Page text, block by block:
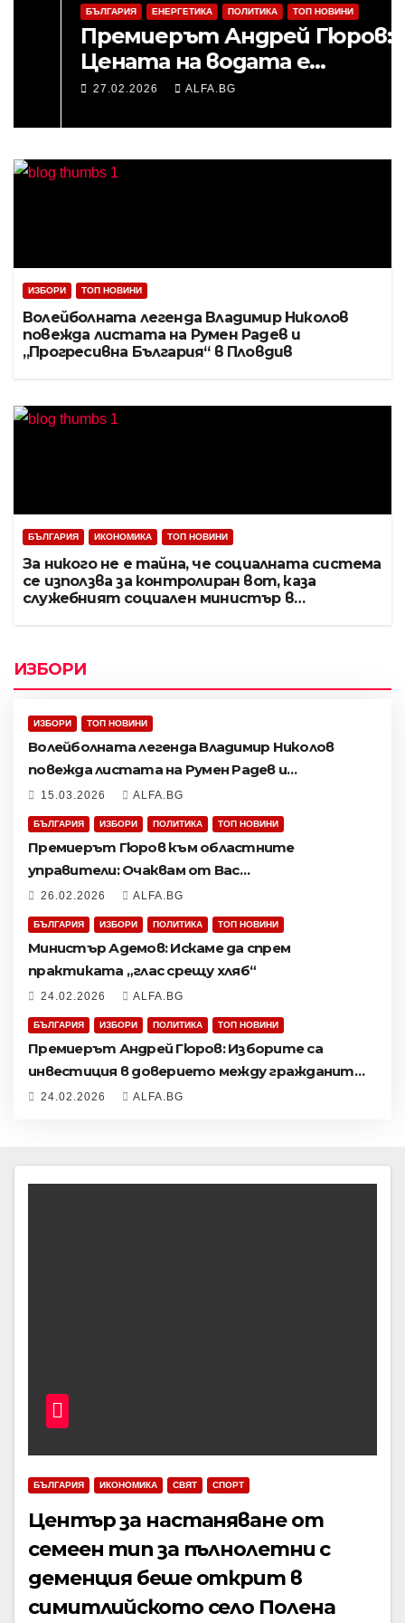
БЪЛГАРИЯ ЕНЕРГЕТИКА ПОЛИТИКА ТОП НОВИНИ
Премиерът Андрей Гюров:
Цената на водата е
заложена бомба към
27.02.2026 ALFA.BG
ИЗБОРИ ТОП НОВИНИ
Волейболната легенда Владимир Николов
повежда листата на Румен Радев и
„Прогресивна България“ в Пловдив
БЪЛГАРИЯ ИКОНОМИКА ТОП НОВИНИ
За никого не е тайна, че социалната система
се използва за контролиран вот, каза
служебният социален министър в
ИЗБОРИ
ИЗБОРИ ТОП НОВИНИ
Волейболната легенда Владимир Николов
повежда листата на Румен Радев и
„Прогресивна България“ в Пловдив
15.03.2026 ALFA.BG
БЪЛГАРИЯ ИЗБОРИ ПОЛИТИКА ТОП НОВИНИ
Премиерът Гюров към областните
управители: Очаквам от Вас
безпристрастност и максимално добра
организация за честни и прозрачни избори
26.02.2026 ALFA.BG
БЪЛГАРИЯ ИЗБОРИ ПОЛИТИКА ТОП НОВИНИ
Министър Адемов: Искаме да спрем
практиката „глас срещу хляб“
24.02.2026 ALFA.BG
БЪЛГАРИЯ ИЗБОРИ ПОЛИТИКА ТОП НОВИНИ
Премиерът Андрей Гюров: Изборите са
инвестиция в доверието между гражданите
и институциите
24.02.2026 ALFA.BG
БЪЛГАРИЯ ИКОНОМИКА СВЯТ СПОРТ
Център за настаняване от
семеен тип за пълнолетни с
деменция беше открит в
симитлийското село Полена